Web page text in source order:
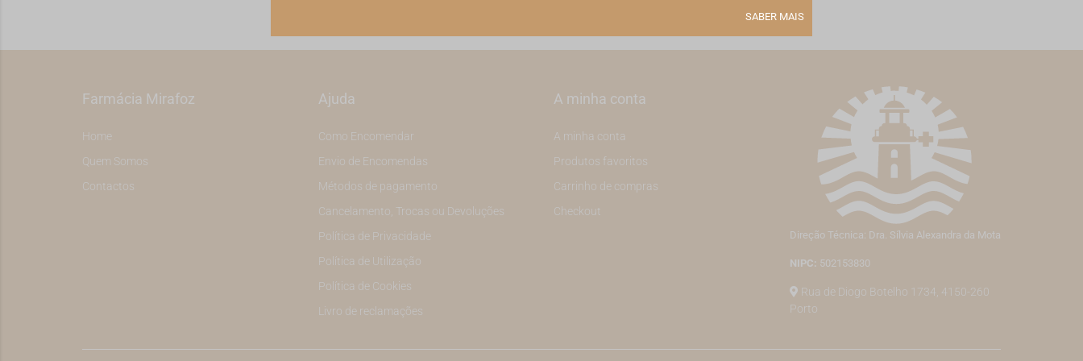
Farmácia Mirafoz
Home
Quem Somos
Contactos
Ajuda
Como Encomendar
Envio de Encomendas
Métodos de pagamento
Cancelamento, Trocas ou Devoluções
Política de Privacidade
Política de Utilização
Política de Cookies
Livro de reclamações
A minha conta
A minha conta
Produtos favoritos
Carrinho de compras
Checkout
Direção Técnica: Dra. Sílvia Alexandra da Mota
NIPC: 502153830
Rua de Diogo Botelho 1734, 4150-260
Porto
SABER MAIS